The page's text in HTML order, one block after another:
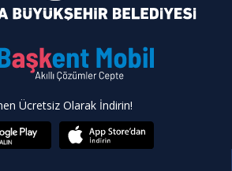
Ücretsiz Olarak İndirin!